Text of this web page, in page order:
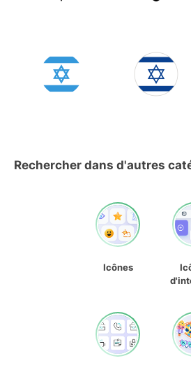
Rechercher dans d'autres
Icônes